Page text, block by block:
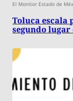
El Monitor Estado de
Toluca escala
segundo